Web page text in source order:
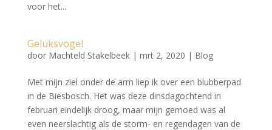
voor het...
Geluksvogel
door Machteld Stakelbeek| mrt 2, 2020 | Blog
Met mijn ziel onder de arm liep ik over een blubberpad
in de Biesbosch. Het was deze dinsdagochtend in
februari eindelijk droog, maar mijn gemoed was al
even neerslachtig als de storm- en regendagen van de